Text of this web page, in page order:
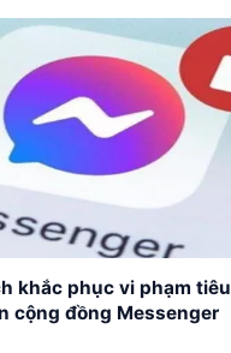
khắc phục vi phạm tiêu
cộng đồng Messenger